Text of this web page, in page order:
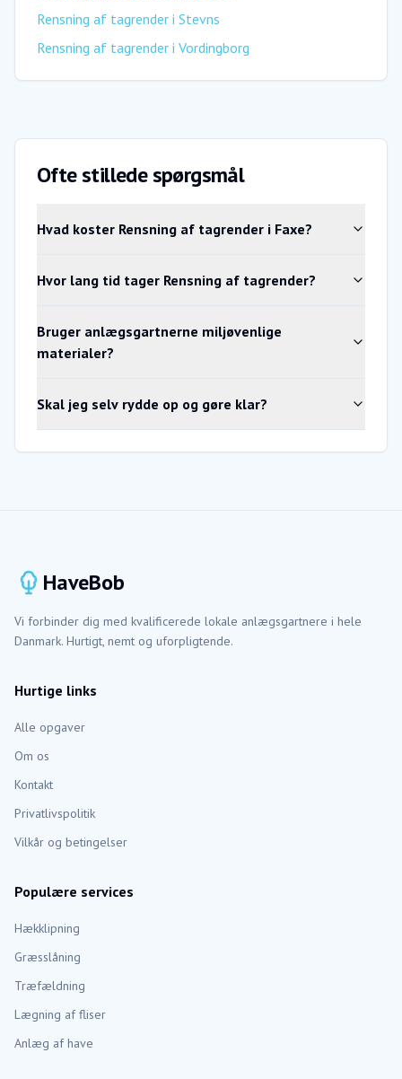
Rensning af tagrender i Stevns
Rensning af tagrender i Vordingborg
Ofte stillede spørgsmål
Hvad koster Rensning af tagrender i Faxe?
Hvor lang tid tager Rensning af tagrender?
Bruger anlægsgartnerne miljøvenlige
materialer?
Skal jeg selv rydde op og gøre klar?
HaveBob
Vi forbinder dig med kvalificerede lokale anlægsgartnere i hele
Danmark. Hurtigt, nemt og uforpligtende.
Hurtige links
Alle opgaver
Om os
Kontakt
Privatlivspolitik
Vilkår og betingelser
Populære services
Hækklipning
Græsslåning
Træfældning
Lægning af fliser
Anlæg af have